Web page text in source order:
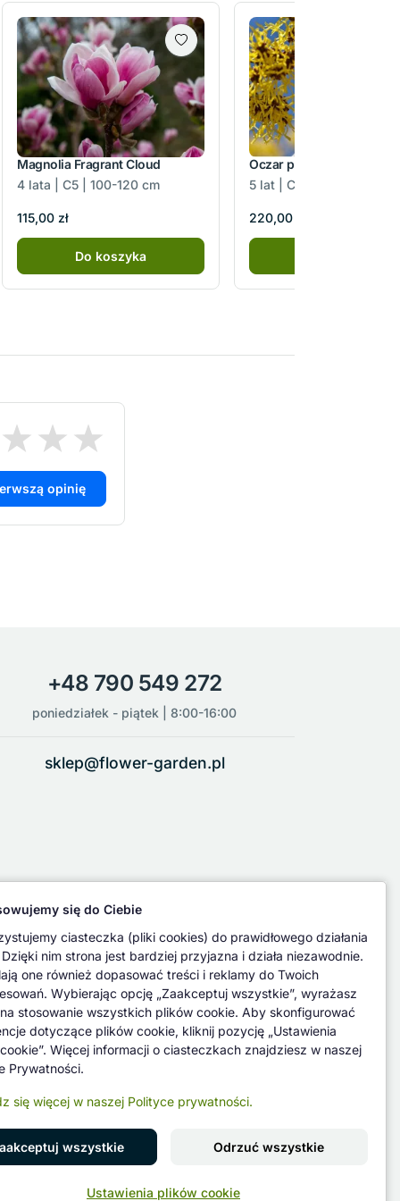
Magnolia Fragrant Cloud
4 lata | C5 | 100-120 cm
115,00 zł
Do koszyka
Oczar pośredni Arnold
5 lat | C20 | 80-100 cm
220,00 zł
opinię
+48 790 549 272
poniedziałek - piątek | 8:00-16:00
sklep@flower-garden.pl
Znajdź nas na
się do Ciebie
ciasteczka (pliki cookies) do prawidłowego działania
nim strona jest bardziej przyjazna i działa niezawodnie.
one również dopasować treści i reklamy do Twoich
Wybierając opcję „Zaakceptuj wszystkie”, wyrażasz
stosowanie wszystkich plików cookie. Aby skonfigurować
dotyczące plików cookie, kliknij pozycję „Ustawienia
Więcej informacji o ciasteczkach znajdziesz w naszej
Prywatności.
się więcej w naszej Polityce prywatności.
wszystkie Odrzuć wszystkie
Ustawienia plików cookie